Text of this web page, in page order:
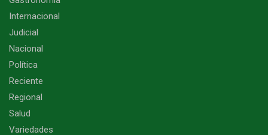
Internacional
Judicial
Nacional
Política
Reciente
Regional
Salud
Variedades